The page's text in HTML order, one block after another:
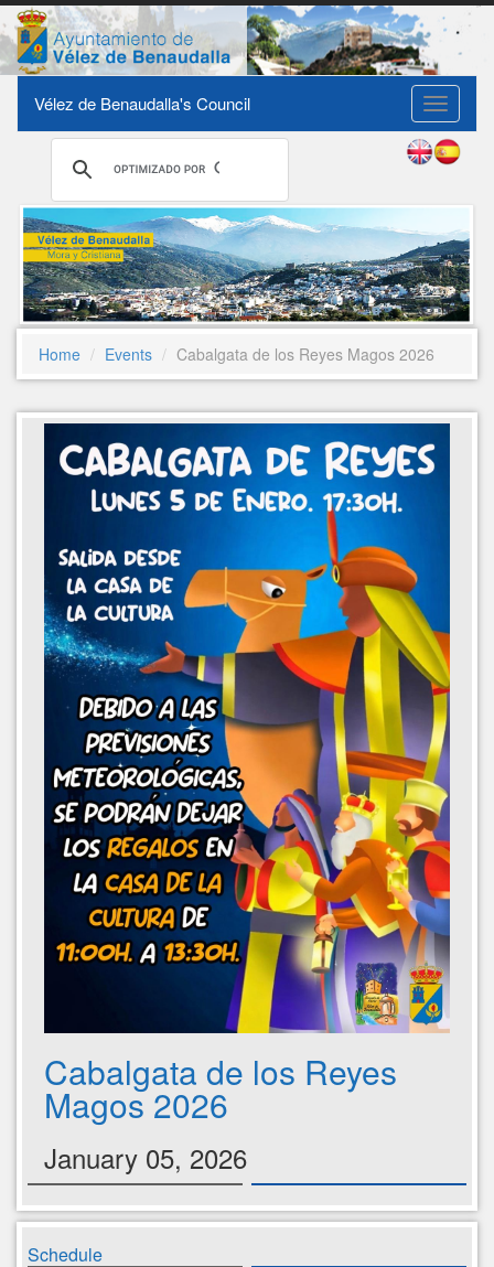
Toggle
Vélez de Benaudalla's Council
Home Events Cabalgata de los Reyes Magos 2026
Cabalgata de los Reyes
Magos 2026
January 05, 2026
Schedule